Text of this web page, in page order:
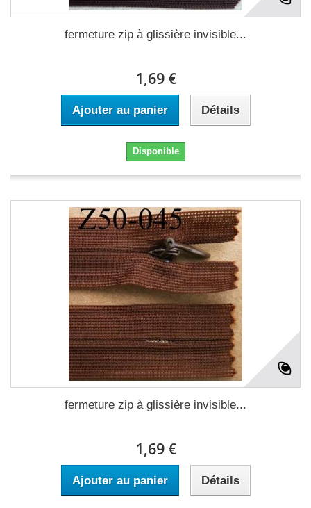
fermeture zip à glissière invisible...
1,69 €
Ajouter au panier Détails
Disponible
fermeture zip à glissière invisible...
1,69 €
Ajouter au panier Détails